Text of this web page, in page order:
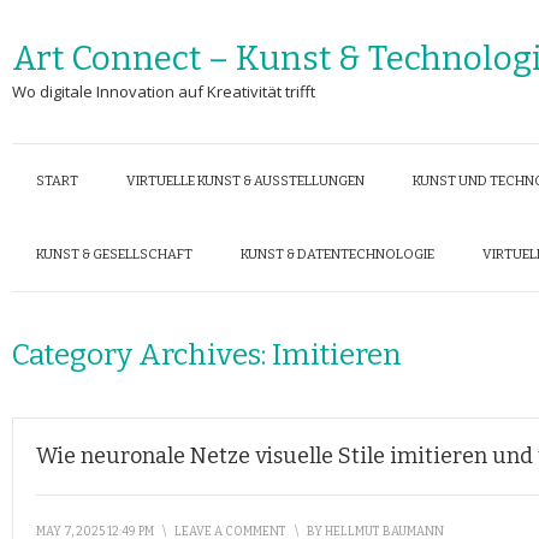
Art Connect – Kunst &
Wo digitale Innovation auf Kreativität trifft
START VIRTUELLE KUNST & AUSSTELLUNGEN KUNST UND
KUNST & GESELLSCHAFT KUNST & DATENTECHNOLOGIE
Category Archives: Imitieren
Wie neuronale Netze visuelle Stile imitieren
MAY 7, 2025 12:49 PM \ LEAVE A COMMENT \ BYHELLMUT BAUMANN